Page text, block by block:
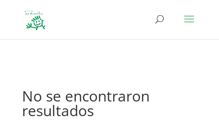
No se encontraron
resultados